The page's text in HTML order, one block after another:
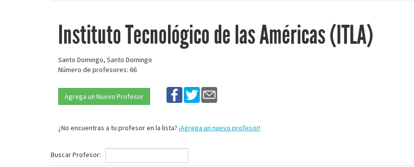
Instituto Tecnológico de las Américas (ITLA)
Santo Domingo, Santo Domingo
Número de profesores: 66
Agrega un Nuevo Profesor
¿No encuentras a tu profesor en la lista? ¡Agrega un nuevo profesor!
Buscar Profesor: